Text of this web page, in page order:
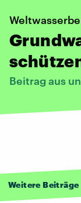
Beitrag aus
Weitere Beiträge